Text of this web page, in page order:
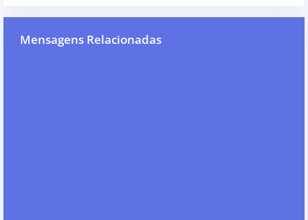
Mensagens Relacionadas